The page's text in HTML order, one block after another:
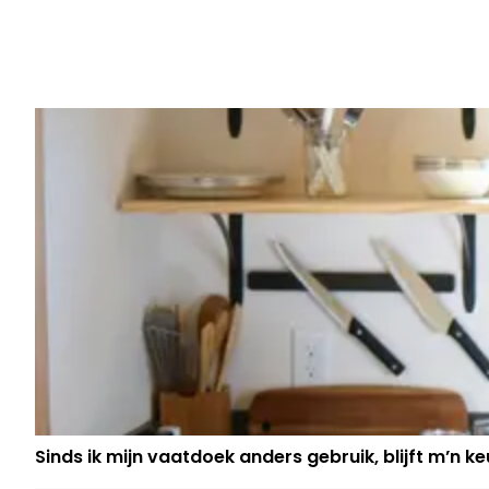
NIET DIE ZE WEGGESTUURD HEEFT:
HEBBEN ZE DAT NU GEZEGD?"
Sinds ik mijn vaatdoek anders gebruik, blijft m’n